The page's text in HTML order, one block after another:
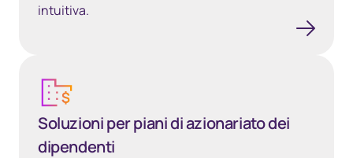
intuitiva.
Soluzioni per piani di azionariato dei
dipendenti